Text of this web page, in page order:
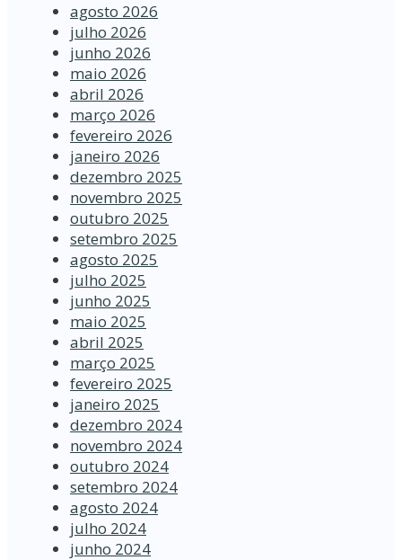
agosto 2026
julho 2026
junho 2026
maio 2026
abril 2026
março 2026
fevereiro 2026
janeiro 2026
dezembro 2025
novembro 2025
outubro 2025
setembro 2025
agosto 2025
julho 2025
junho 2025
maio 2025
abril 2025
março 2025
fevereiro 2025
janeiro 2025
dezembro 2024
novembro 2024
outubro 2024
setembro 2024
agosto 2024
julho 2024
junho 2024